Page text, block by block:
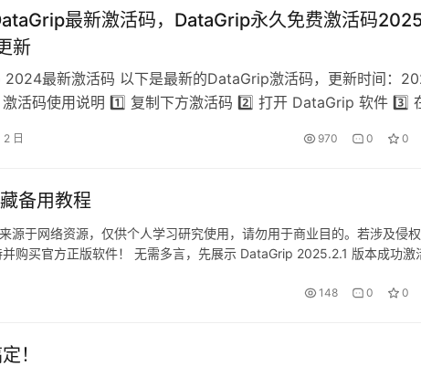
最新激活码，DataGrip永久免费激活码
新
2024最新激活码 以下是最新的DataGrip激活码，更新时间：
活码使用说明 1️⃣ 复制下方激活码 2️⃣ 打开 DataGrip 软件 3️⃣
日 970 0 0
备用教程
于网络资源，仅供个人学习研究使用，请勿用于商业目的。若涉及侵权
购买官方正版软件！ 无需多言，先展示 DataGrip 2025.2.1 版本成功激
148 0 0
！